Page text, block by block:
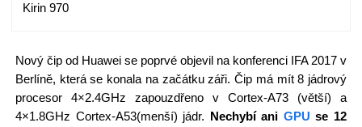
Kirin 970
Nový čip od Huawei se poprvé objevil na konferenci IFA 2017 v
Berlíně, která se konala na začátku záři. Čip má mít 8 jádrový
procesor 4×2.4GHz zapouzdřeno v Cortex-A73 (větší) a
4×1.8GHz Cortex-A53(menší) jádr. Nechybí ani GPU se 12